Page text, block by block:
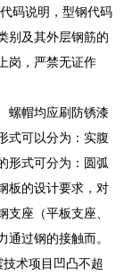
码说明，型钢代码
别及其外层钢筋的
岗，严禁无证作
螺帽均应刷防锈漆
式可以分为：实腹
形式可分为：圆弧
板的设计要求，对
座（平板支座、
过钢的接触而。
术项目凹凸不超